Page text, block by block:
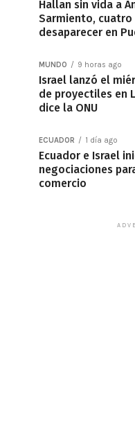
Hallan sin vida a
Sarmiento, cuatro
desaparecer en
MUNDO 9 horas ago
Israel lanzó el
de proyectiles en
dice la ONU
ECUADOR 1 día ago
Ecuador e Israel
negociaciones
comercio